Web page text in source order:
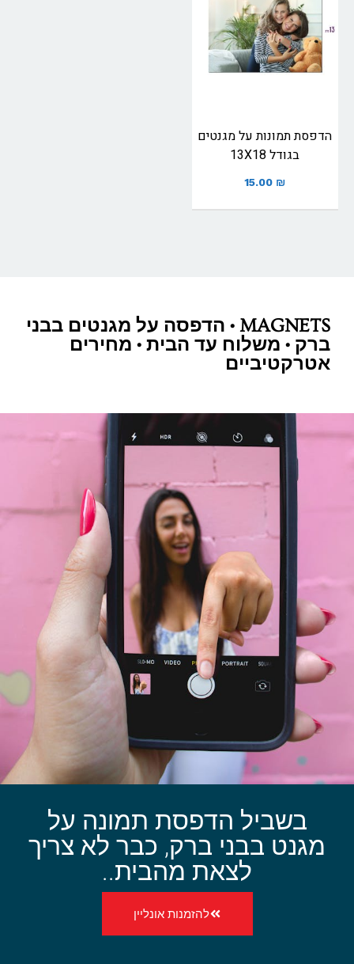
הדפסת תמונות על מגנטים
בגודל 13X18
15.00 ₪
MAGNETS • הדפסה על מגנטים בבני
ברק • משלוח עד הבית • מחירים
אטרקטיביים
בשביל הדפסת תמונה על
מגנט בבני ברק, כבר לא צריך
לצאת מהבית..
להזמנות אונליין